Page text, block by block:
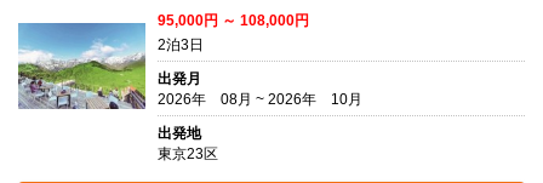
95,000円 ～ 108,000円
2泊3日
出発月
2026年 08月 ~ 2026年 10月
出発地
東京23区